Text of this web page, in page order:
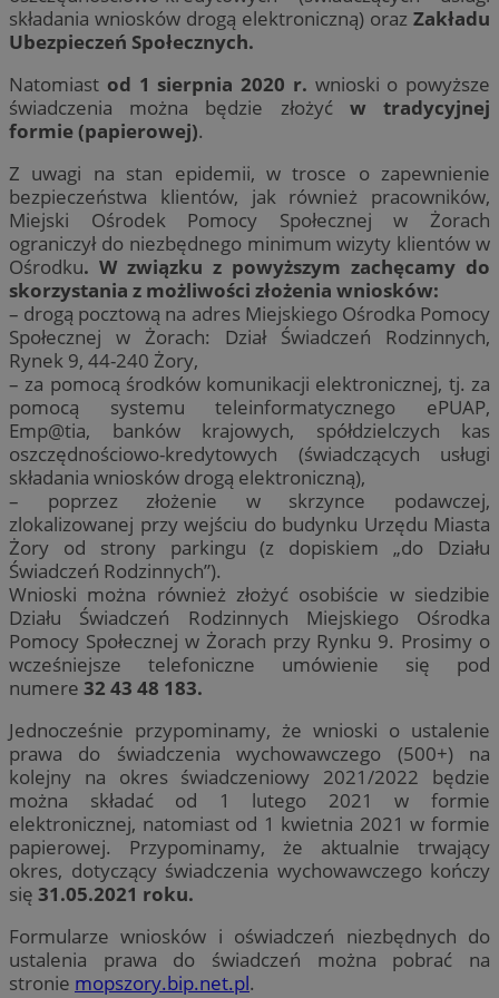
składania wniosków drogą elektroniczną) oraz Zakładu
Ubezpieczeń Społecznych.
Natomiast od 1 sierpnia 2020 r. wnioski o powyższe
świadczenia można będzie złożyć w tradycyjnej
formie (papierowej).
Z uwagi na stan epidemii, w trosce o zapewnienie
bezpieczeństwa klientów, jak również pracowników,
Miejski Ośrodek Pomocy Społecznej w Żorach
ograniczył do niezbędnego minimum wizyty klientów w
Ośrodku. W związku z powyższym zachęcamy do
skorzystania z możliwości złożenia wniosków:
– drogą pocztową na adres Miejskiego Ośrodka Pomocy
Społecznej w Żorach: Dział Świadczeń Rodzinnych,
Rynek 9, 44-240 Żory,
– za pomocą środków komunikacji elektronicznej, tj. za
pomocą systemu teleinformatycznego ePUAP,
Emp@tia, banków krajowych, spółdzielczych kas
oszczędnościowo-kredytowych (świadczących usługi
składania wniosków drogą elektroniczną),
– poprzez złożenie w skrzynce podawczej,
zlokalizowanej przy wejściu do budynku Urzędu Miasta
Żory od strony parkingu (z dopiskiem „do Działu
Świadczeń Rodzinnych”).
Wnioski można również złożyć osobiście w siedzibie
Działu Świadczeń Rodzinnych Miejskiego Ośrodka
Pomocy Społecznej w Żorach przy Rynku 9. Prosimy o
wcześniejsze telefoniczne umówienie się pod
numere 32 43 48 183.
Jednocześnie przypominamy, że wnioski o ustalenie
prawa do świadczenia wychowawczego (500+) na
kolejny na okres świadczeniowy 2021/2022 będzie
można składać od 1 lutego 2021 w formie
elektronicznej, natomiast od 1 kwietnia 2021 w formie
papierowej. Przypominamy, że aktualnie trwający
okres, dotyczący świadczenia wychowawczego kończy
się 31.05.2021 roku.
Formularze wniosków i oświadczeń niezbędnych do
ustalenia prawa do świadczeń można pobrać na
stronie mopszory.bip.net.pl.